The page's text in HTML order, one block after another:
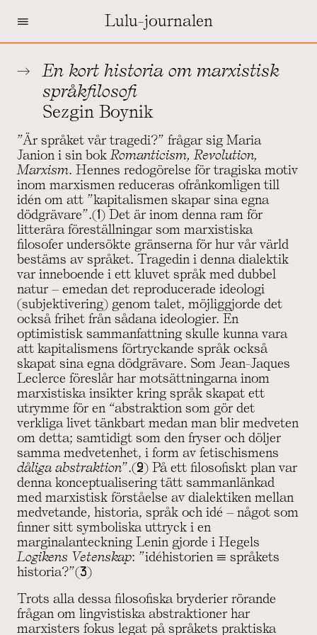
= Lulu-journalen
En kort historia om marxistisk
språkfilosofi
Sezgin Boynik
”Är språket vår tragedi?” frågar sig Maria
Janion i sin bokRomanticism, Revolution,
Marxism. Hennes redogörelse för tragiska motiv
inom marxismen reduceras ofrånkomligen till
idén om att ”kapitalismen skapar sina egna
dödgrävare”.(1) Det är inom denna ram för
litterära föreställningar som marxistiska
filosofer undersökte gränserna för hur vår värld
bestäms av språket. Tragedin i denna dialektik
var inneboende i ett kluvet språk med dubbel
natur – emedan det reproducerade ideologi
(subjektivering) genom talet, möjliggjorde det
också frihet från sådana ideologier. En
optimistisk sammanfattning skulle kunna vara
att kapitalismens förtryckande språk också
skapat sina egna dödgrävare. Som Jean-Jaques
Leclerce föreslår har motsättningarna inom
marxistiska insikter kring språk skapat ett
utrymme för en “abstraktion som gör det
verkliga livet tänkbart medan man blir medveten
om detta; samtidigt som den fryser och döljer
samma medvetenhet, i form av fetischismens
dåliga abstraktion”.(2) På ett filosofiskt plan var
denna konceptualisering tätt sammanlänkad
med marxistisk förståelse av dialektiken mellan
medvetande, historia, språk och idé – något som
finner sitt symboliska uttryck i en
marginalanteckning Lenin gjorde i Hegels
Logikens Vetenskap: ”idéhistorien = språkets
historia?”(3)
Trots alla dessa filosofiska bryderier rörande
frågan om lingvistiska abstraktioner har
marxisters fokus legat på språkets praktiska